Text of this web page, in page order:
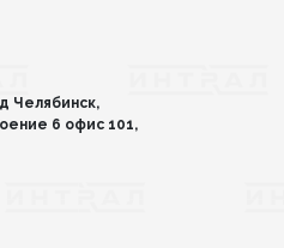
Челябинск,
6 офис 101,